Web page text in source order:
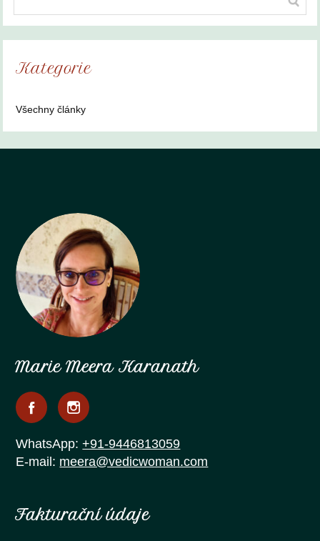
Kategorie
Všechny články
Marie Meera Karanath
WhatsApp:+91-9446813059
E-mail: meera@vedicwoman.com
Fakturační údaje